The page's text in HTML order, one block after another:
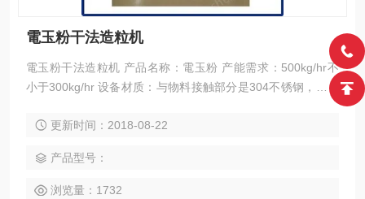
電玉粉干法造粒机
電玉粉干法造粒机 产品名称：電玉粉 产能需求：500kg/hr不
小于300kg/hr 设备材质：与物料接触部分是304不锈钢，滾輪
更新时间：2018-08-22
产品型号：
浏览量：1732